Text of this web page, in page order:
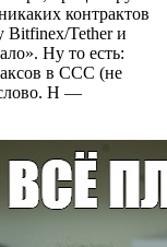
контрактов
Tether и
Ну то есть:
в CCC (не
Н —